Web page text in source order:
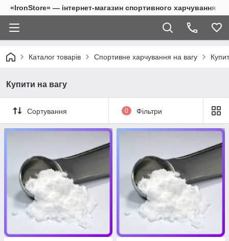
«IronStore» — інтернет-магазин спортивного харчування
Каталог товарів Спортивне харчування на вагу
Купити на вагу
Сортування 0 Фільтри